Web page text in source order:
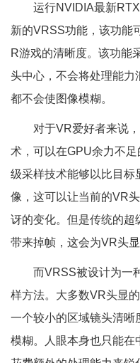
运行NVIDIA最新RTX
新的VRSS功能，该功能
R游戏的清晰度。该功能
头中心，不会将处理能力
都不会使图像模糊。
对于VR爱好者来说，
术，可以在GPU余力不
级采样技术能够以比目标
像，这可以让当前的VR
讶的变化。但是传统的超
带来掉帧，这会为VR头
而VRSS被设计为一种
样方法。大多数VR头显
一个较小的区域镜头清晰
模糊。人眼本身也只能在